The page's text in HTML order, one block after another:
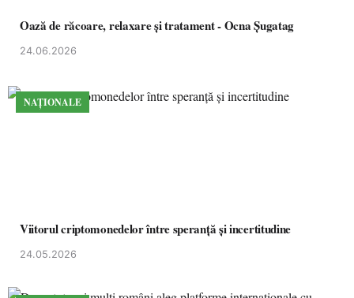
Oază de răcoare, relaxare și tratament - Ocna Șugatag
24.06.2026
NAȚIONALE
Viitorul criptomonedelor între speranță și incertitudine
24.05.2026